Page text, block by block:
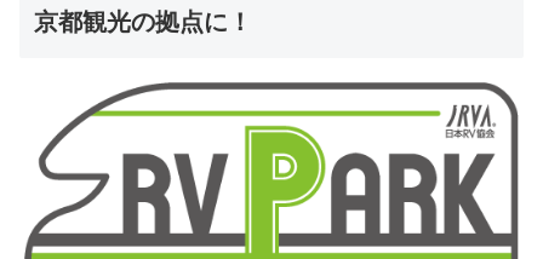
京都観光の拠点に！